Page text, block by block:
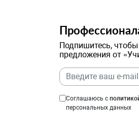
Подпишитесь,
предложения от
Соглашаюсь с
персональных данных